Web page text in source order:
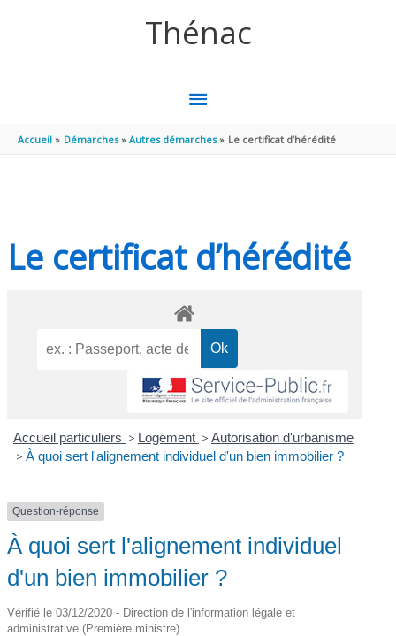
Thénac
MENU
PRINCIPAL
Accueil Démarches Autres démarches Le certificat d’hérédité
Le certificat d’hérédité
Accueil particuliers > Logement > Autorisation d'urbanisme
> À quoi sert l'alignement individuel d'un bien immobilier ?
Question-réponse
À quoi sert l'alignement individuel
d'un bien immobilier ?
Vérifié le 03/12/2020 - Direction de l'information légale et
administrative (Première ministre)